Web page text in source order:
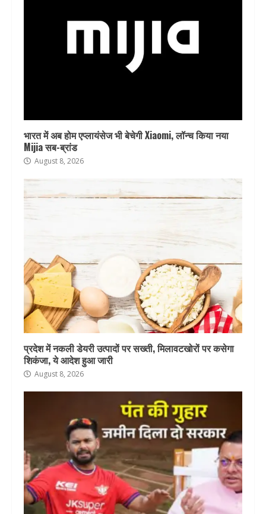
भारत में अब होम एप्लायंसेज भी बेचेगी Xiaomi, लॉन्च किया नया
Mijia सब-ब्रांड
August 8, 2026
प्रदेश में नकली डेयरी उत्पादों पर सख्ती, मिलावटखोरों पर कसेगा
शिकंजा, ये आदेश हुआ जारी
August 8, 2026